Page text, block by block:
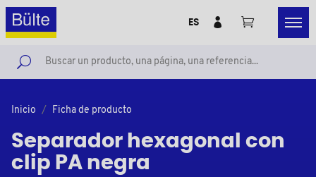
ES
Inicio Ficha de producto
Separador hexagonal con
clip PA negra